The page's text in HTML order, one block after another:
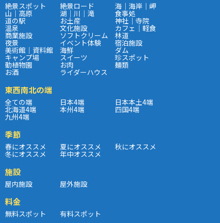
絶景スポット 絶景ロード 海｜海岸｜岬
山｜高原 湖｜川｜滝 食事処
道の駅 お土産 神社｜寺院
温泉 文化施設 カフェ｜軽食
商業施設 ソフトクリーム 林道
夜景 イベント体験 宿泊施設
美術館｜資料館 海鮮 ダム
キャンプ場 スイーツ 珍スポット
動植物園 お肉 麺類
お酒 ライダーハウス
東西南北の端
全ての端 日本4端 日本本土4端
北海道4端 本州4端 四国4端
九州4端
季節
春にオススメ 夏にオススメ 秋にオススメ
冬にオススメ 年中オススメ
施設
屋内施設 屋外施設
料金
無料スポット 有料スポット